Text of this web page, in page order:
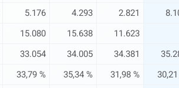
5.176 4.293 2.821
15.080 15.638 11.623
33.054 34.005 34.381
33,79 % 35,34 % 31,98 %